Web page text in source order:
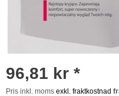
96,81 kr *
Pris inkl. moms exkl. fraktkostnad